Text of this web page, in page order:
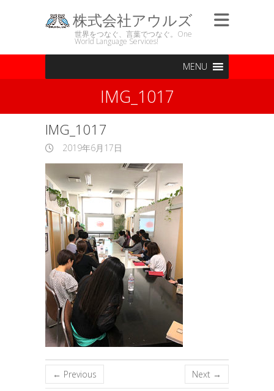
株式会社アウルズ
世界をつなぐ、言葉でつなぐ。One
World Language Services!
MENU
IMG_1017
IMG_1017
2019年6月17日
← Previous Next →